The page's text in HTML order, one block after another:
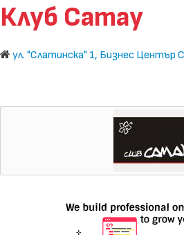
Клуб Camay
ул. "Слатинска" 1, Бизнес Център